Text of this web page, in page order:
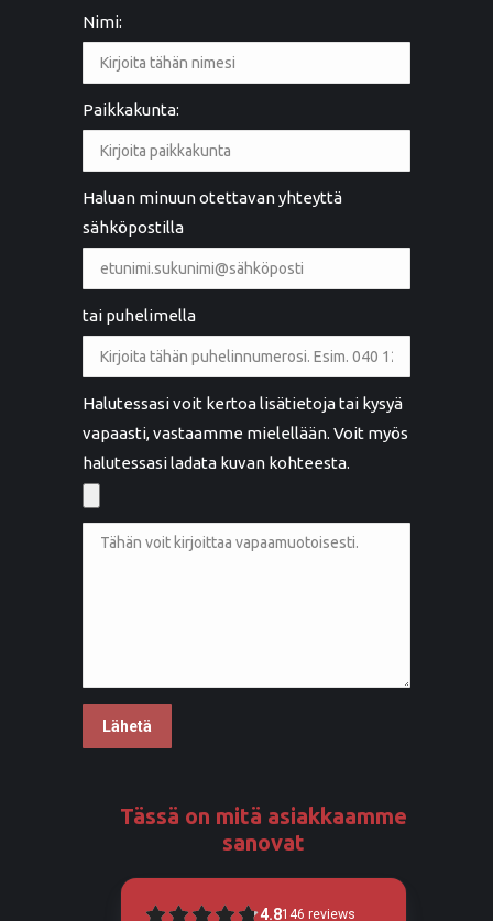
Nimi:
Paikkakunta:
Haluan minuun otettavan yhteyttä
sähköpostilla
tai puhelimella
Halutessasi voit kertoa lisätietoja tai kysyä
vapaasti, vastaamme mielellään. Voit myös
halutessasi ladata kuvan kohteesta.
Tässä on mitä asiakkaamme
sanovat
4.8146 reviews